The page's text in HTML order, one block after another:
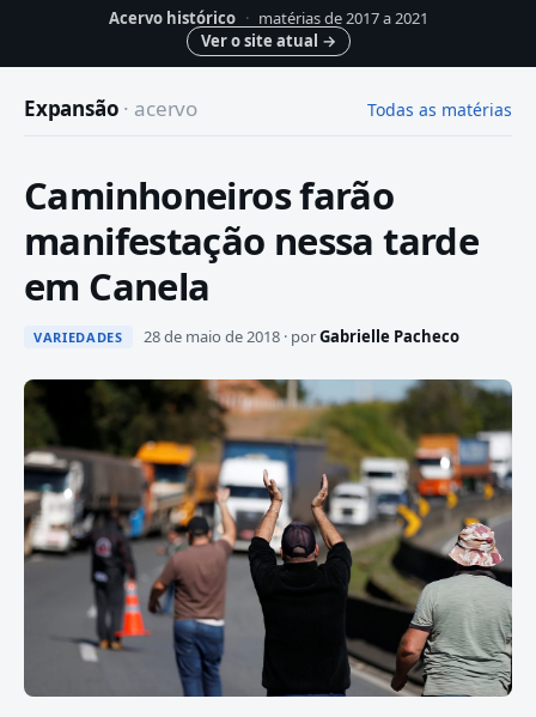
Acervo histórico · matérias de 2017 a 2021
Ver o site atual →
Expansão · acervo Todas as matérias
Caminhoneiros farão
manifestação nessa tarde
em Canela
VARIEDADES 28 de maio de 2018 · porGabrielle Pacheco